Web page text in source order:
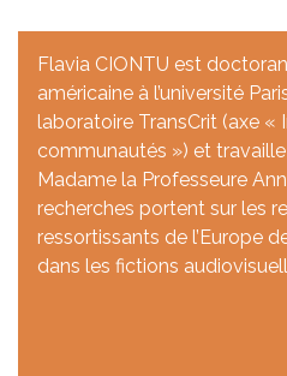
Flavia CIONTU est
américaine à l’université
laboratoire TransCrit (axe «
communautés ») et
Madame la Professeure
recherches portent sur les
ressortissants de l’Europe
dans les fictions